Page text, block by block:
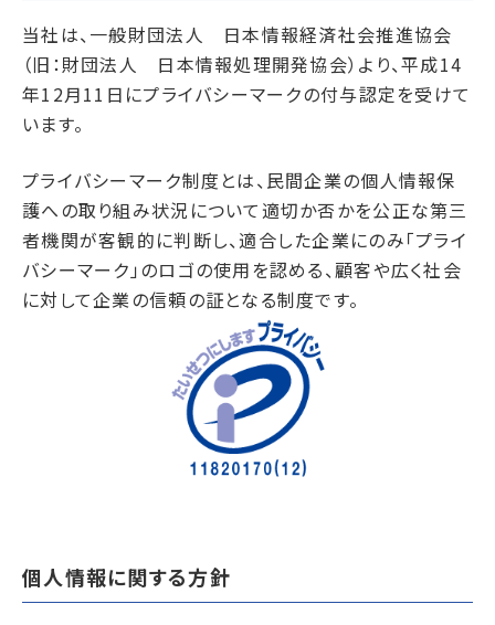
当社は、一般財団法人 日本情報経済社会推進協会
（旧：財団法人 日本情報処理開発協会）より、平成14
年12月11日にプライバシーマークの付与認定を受けて
います。
プライバシーマーク制度とは、民間企業の個人情報保
護への取り組み状況について適切か否かを公正な第三
者機関が客観的に判断し、適合した企業にのみ「プライ
バシーマーク」のロゴの使用を認める、顧客や広く社会
に対して企業の信頼の証となる制度です。
個人情報に関する方針